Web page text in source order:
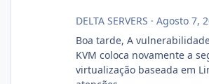
DELTA SERVERS · Agosto 7,
Boa tarde, A
KVM coloca novamente a
virtualização baseada em